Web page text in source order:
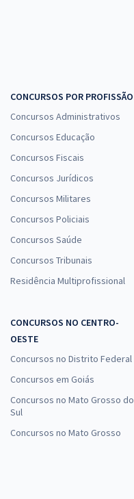
CONCURSOS POR PROFISSÃO
Concursos Administrativos
Concursos Educação
Concursos Fiscais
Concursos Jurídicos
Concursos Militares
Concursos Policiais
Concursos Saúde
Concursos Tribunais
Residência Multiprofissional
CONCURSOS NO CENTRO-
OESTE
Concursos no Distrito Federal
Concursos em Goiás
Concursos no Mato Grosso do
Sul
Concursos no Mato Grosso